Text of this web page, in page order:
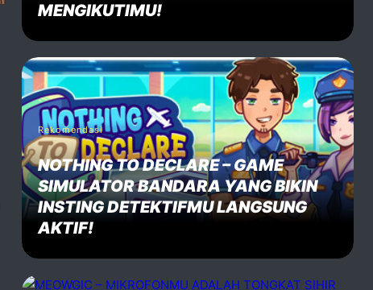
MENGIKUTIMU!
Rekomendasi
NOTHING TO DECLARE – GAME
SIMULATOR BANDARA YANG BIKIN
INSTING DETEKTIFMU LANGSUNG
AKTIF!